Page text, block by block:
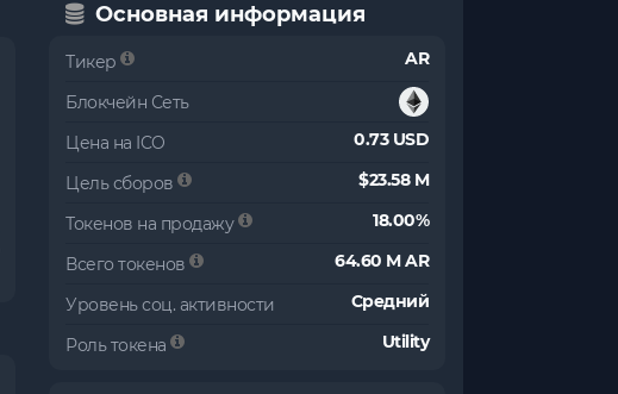
Основная информация
Тикер AR
Блокчейн Сеть
Цена на ICO
0.73 USD
Цель сборов $23.58 M
Токенов на продажу 18.00%
Всего токенов 64.60 M AR
Уровень соц. активности Средний
Роль токена Utility